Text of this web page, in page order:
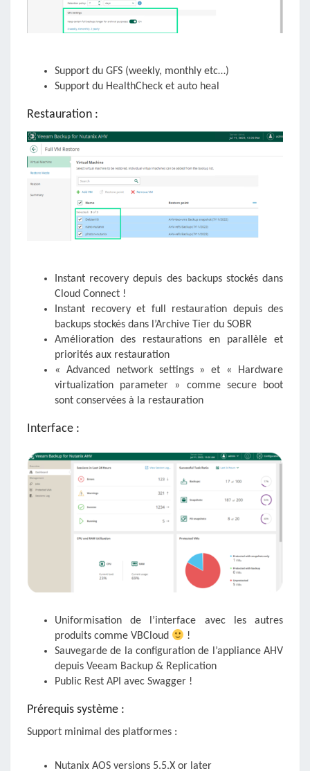
Support du GFS (weekly, monthly etc…)
Support du HealthCheck et auto heal
Restauration :
Instant recovery depuis des backups stockés dans
Cloud Connect !
Instant recovery et full restauration depuis des
backups stockés dans l’Archive Tier du SOBR
Amélioration des restaurations en parallèle et
priorités aux restauration
« Advanced network settings » et « Hardware
virtualization parameter » comme secure boot
sont conservées à la restauration
Interface :
Uniformisation de l’interface avec les autres
produits comme VBCloud
!
Sauvegarde de la configuration de l’appliance AHV
depuis Veeam Backup & Replication
Public Rest API avec Swagger !
Prérequis système :
Support minimal des platformes :
Nutanix AOS versions 5.5.X or later